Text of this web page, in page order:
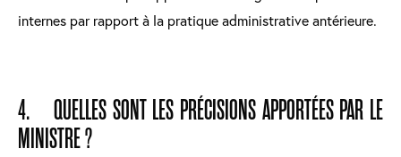
internes par rapport à la pratique administrative antérieure.
4. QUELLES SONT LES PRÉCISIONS APPORTÉES PAR LE
MINISTRE ?